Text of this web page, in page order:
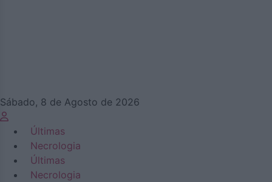
Sábado, 8 de Agosto de 2026
Últimas
Necrologia
Últimas
Necrologia